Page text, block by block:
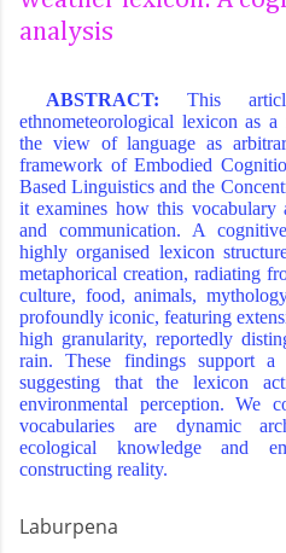
analysis
ABSTRACT: This
ethnometeorological lexicon as
the view of language as
framework of Embodied
Based Linguistics and the
it examines how this vocabulary
and communication. A
highly organised lexicon
metaphorical creation, radiating
culture, food, animals,
profoundly iconic, featuring
high granularity, reportedly
rain. These findings support a
suggesting that the lexicon
environmental perception. We
vocabularies are dynamic
ecological knowledge and
constructing reality.
Laburpena